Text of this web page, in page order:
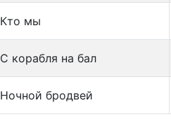
Кто мы
С корабля на бал
Ночной бродвей